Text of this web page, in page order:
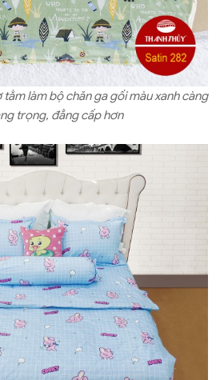
làm bộ chăn ga gối màu xanh càng
trọng, đẳng cấp hơn